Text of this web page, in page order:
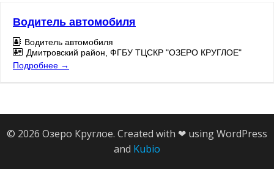
Водитель автомобиля
Водитель автомобиля
Дмитровский район ФГБУ ТЦСКР "ОЗЕРО КРУГЛОЕ"
Подробнее
© 2026 Озеро Круглое. Created with ❤ using WordPress
and Kubio